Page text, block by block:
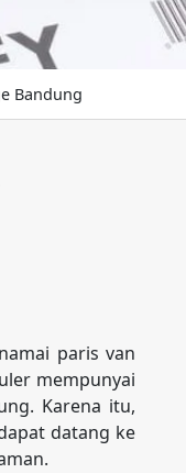
Bandung
paris van
mempunyai
Karena itu,
datang ke